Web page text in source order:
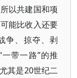
以共建国和项
能比收入还要
争、掠夺、剥
带一路”的推
其是20世纪二